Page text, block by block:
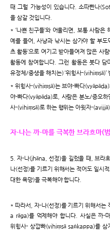
때 그럴 가능성이 있습니다. 소따빤나
을 삼갈 것입니다.
* ‘나쁜 친구들’와 어울리면, 보통 사람은
예를 들어, 사냥과 낚시는 삼가야 할 부도
츠 활동’으로 여기고 받아들여져 많은 사
활동에 참여합니다. 그런 활동은 붓다 담
유정체/중생을 해치는) ‘위힝사-(vihiṃsā)’
* 위힝사-(vihiṃsā)는 브야-빠다
야-빠다(vyāpāda)로, 사람은 분노/증오
사-(vihiṃsā)로 하는 행위는 아윗자-
자-나는 까-마를 극복한 브라흐마(
5. 자-나(jhāna, 선정)을 길렀을 때, 브라
나(선정)를 기르기 위해서는 적어도 일시
대한 욕망)을 극복해야 합니다.
* 따라서, 자-나(선정)를 기르기 위해서는
a rāga)를 억제해야 합니다. 사실은 까-
위힝사- 상깝빠(vihiṃsā saṅkappa)를 삼